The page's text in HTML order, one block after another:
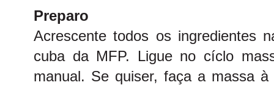
Preparo
Acrescente todos os ingredientes
cuba da MFP. Ligue no cíclo
manual. Se quiser, faça a massa